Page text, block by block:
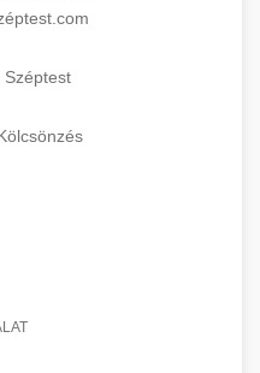
Széptest